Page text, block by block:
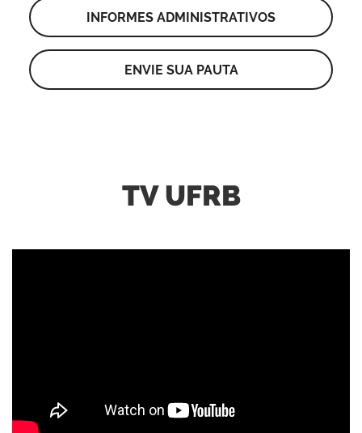
INFORMES ADMINISTRATIVOS
ENVIE SUA PAUTA
TV UFRB